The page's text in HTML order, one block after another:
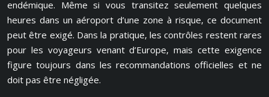
endémique. Même si vous transitez seulement quelques
heures dans un aéroport d’une zone à risque, ce document
peut être exigé. Dans la pratique, les contrôles restent rares
pour les voyageurs venant d’Europe, mais cette exigence
figure toujours dans les recommandations officielles et ne
doit pas être négligée.